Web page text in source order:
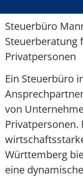
Steuerbüro
Steuerberatung
Privatpersonen
Ein Steuerbüro
von
Privatpersonen.
Württemberg
eine